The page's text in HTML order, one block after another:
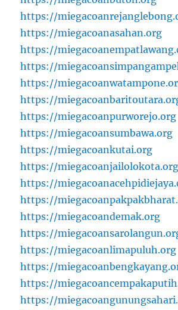
https://
https://miegacoanasahan.org
https://
https://
https://
https://
https://miegacoanpurworejo.org
https://miegacoansumbawa.org
https://miegacoankutai.org
https://miegacoanjailolokota.org
https://
https://
https://miegacoandemak.org
https://
https://miegacoanlimapuluh.org
https://
https://
https://